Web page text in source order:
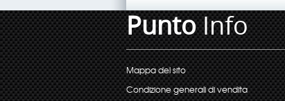
PuntoInfo
Mappa del sito
Condizione generali di vendita